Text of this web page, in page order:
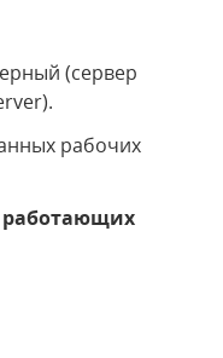
(сервер
рабочих
работающих